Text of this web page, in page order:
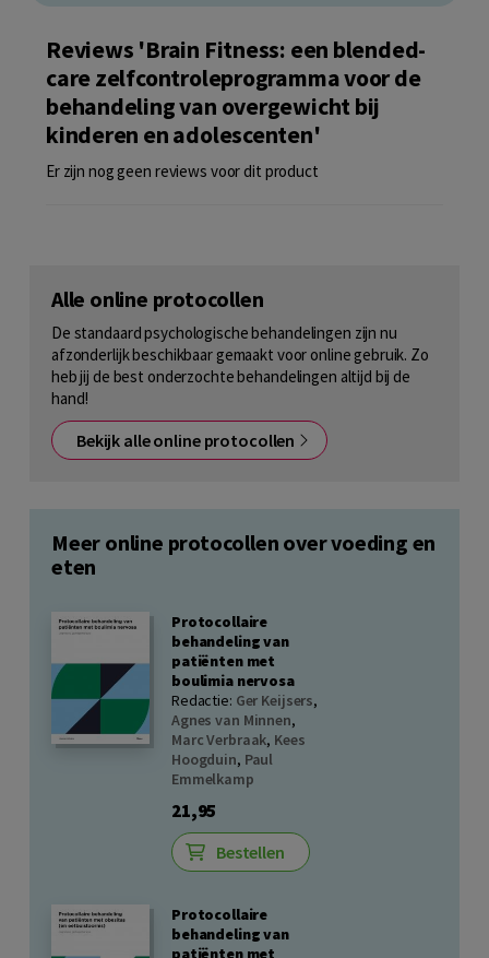
Reviews 'Brain Fitness: een blended-
care zelfcontroleprogramma voor de
behandeling van overgewicht bij
kinderen en adolescenten'
Er zijn nog geen reviews voor dit product
Alle online protocollen
De standaard psychologische behandelingen zijn nu
afzonderlijk beschikbaar gemaakt voor online gebruik. Zo
heb jij de best onderzochte behandelingen altijd bij de
hand!
Bekijk alle online protocollen
Meer online protocollen over voeding en
eten
Protocollaire
behandeling van
patiënten met
boulimia nervosa
Redactie: Ger Keijsers,
Agnes van Minnen,
Marc Verbraak, Kees
Hoogduin, Paul
Emmelkamp
21,95
Bestellen
Protocollaire
behandeling van
patiënten met